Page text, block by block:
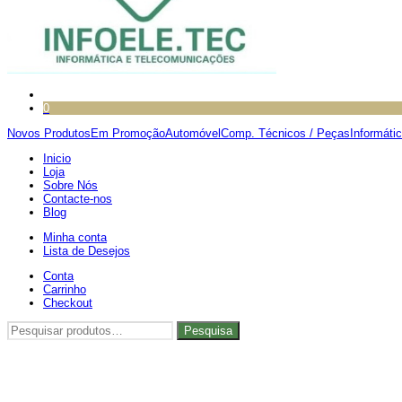
0
Novos Produtos Em PromoçãoAutomóvel Comp. Técnicos / Peças
Inicio
Loja
Sobre Nós
Contacte-nos
Blog
Minha conta
Lista de Desejos
Conta
Carrinho
Checkout
Pesquisar
por:
Pesquisa